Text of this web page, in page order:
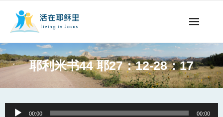
事工概要
阅读文章
耶利米书44 耶27：12-28：17
Audio
00:00 00:00